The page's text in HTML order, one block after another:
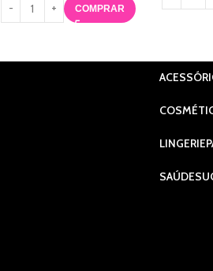
COMPRAR
LINGERIE
SAÚDE